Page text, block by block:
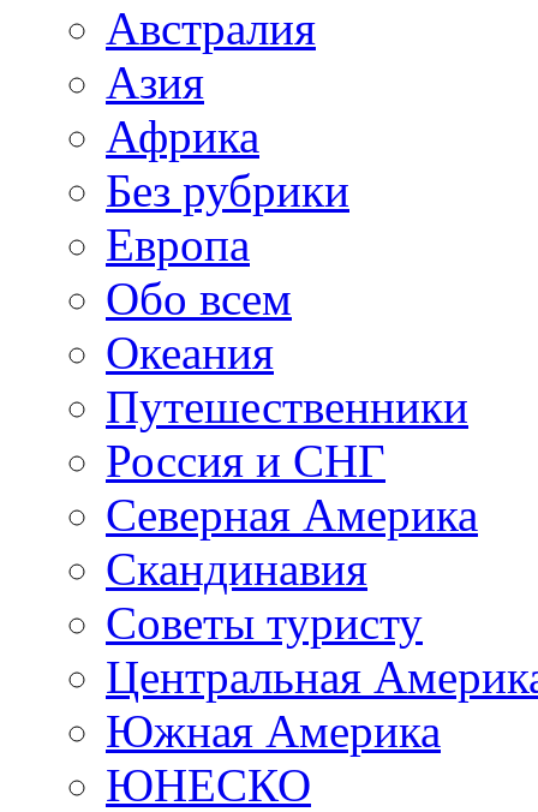
Австралия
Азия
Африка
Без рубрики
Европа
Обо всем
Океания
Путешественники
Россия и СНГ
Северная Америка
Скандинавия
Советы туристу
Центральная
Южная Америка
ЮНЕСКО